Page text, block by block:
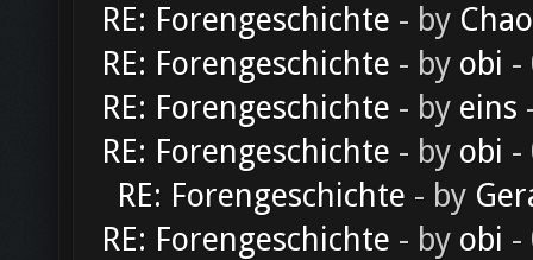
RE: Forengeschichte - by
RE: Forengeschichte - by obi -
RE: Forengeschichte - by eins
RE: Forengeschichte - by obi -
RE: Forengeschichte - by
RE: Forengeschichte - by obi -